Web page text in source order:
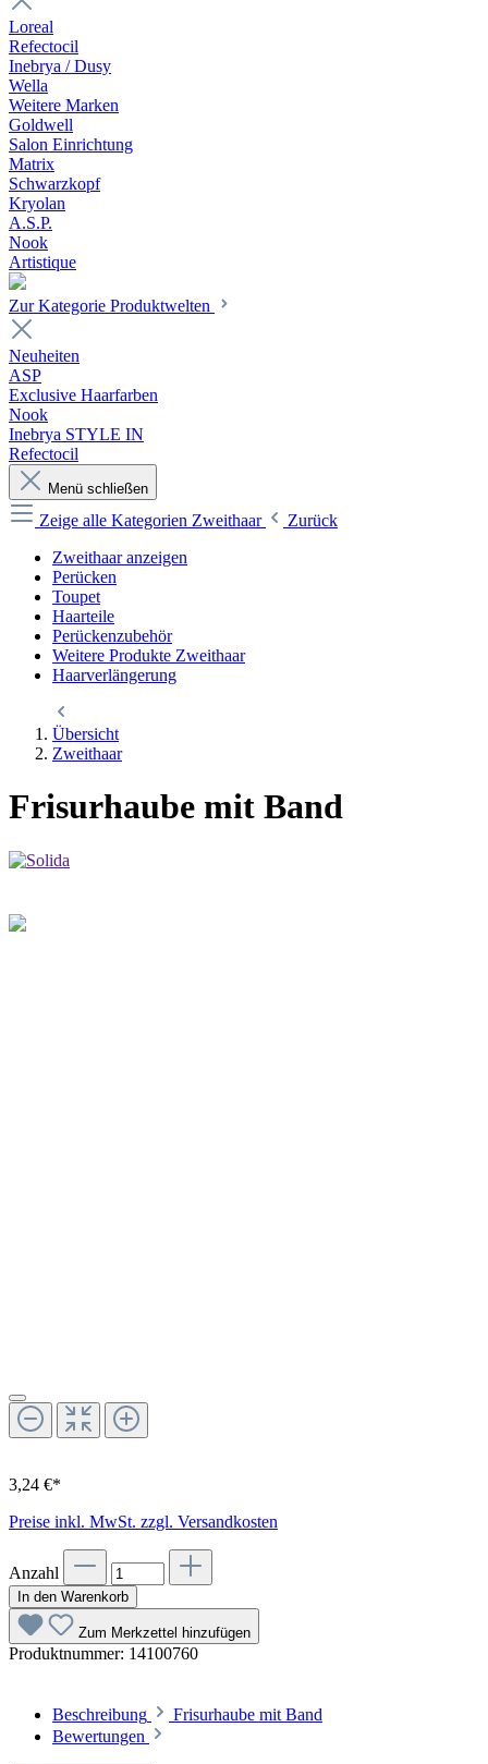
Loreal
Refectocil
Inebrya / Dusy
Wella
Weitere Marken
Goldwell
Salon Einrichtung
Matrix
Schwarzkopf
Kryolan
A.S.P.
Nook
Artistique
Zur Kategorie Produktwelten
Neuheiten
ASP
Exclusive Haarfarben
Nook
Inebrya STYLE IN
Refectocil
Menü schließen
Zeige alle Kategorien Zweithaar
Zurück
Zweithaar anzeigen
Perücken
Toupet
Haarteile
Perückenzubehör
Weitere Produkte Zweithaar
Haarverlängerung
Übersicht
Zweithaar
Frisurhaube mit Band
3,24 €*
Preise inkl. MwSt. zzgl. Versandkosten
Anzahl
In den Warenkorb
Zum Merkzettel hinzufügen
Produktnummer: 14100760
Beschreibung
Frisurhaube mit Band
Bewertungen